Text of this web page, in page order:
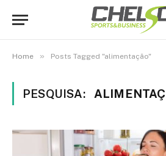
Home » Posts Tagged "alimentação"
PESQUISA: